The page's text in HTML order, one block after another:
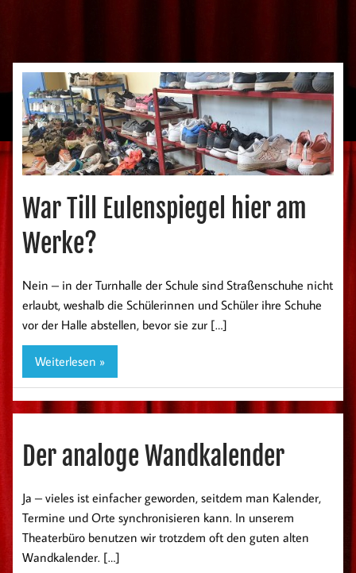
War Till Eulenspiegel hier am
Werke?
Nein – in der Turnhalle der Schule sind Straßenschuhe nicht
erlaubt, weshalb die Schülerinnen und Schüler ihre Schuhe
vor der Halle abstellen, bevor sie zur […]
Weiterlesen »
Der analoge Wandkalender
Ja – vieles ist einfacher geworden, seitdem man Kalender,
Termine und Orte synchronisieren kann. In unserem
Theaterbüro benutzen wir trotzdem oft den guten alten
Wandkalender. […]